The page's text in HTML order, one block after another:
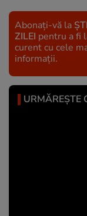
Abonați-vă la
ZILEI pentru a fi
curent cu cele
informații.
URMĂREȘTE